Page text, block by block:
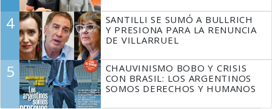
4
SANTILLI SE SUMÓ A BULLRICH
Y PRESIONA PARA LA RENUNCIA
DE VILLARRUEL
5
CHAUVINISMO BOBO Y CRISIS
CON BRASIL: LOS ARGENTINOS
SOMOS DERECHOS Y HUMANOS